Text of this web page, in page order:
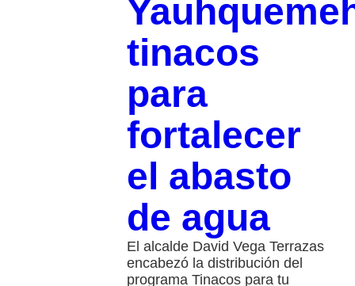
tinacos
para
fortalecer
el abasto
de agua
El alcalde David Vega Terrazas
encabezó la distribución del
programa Tinacos para tu